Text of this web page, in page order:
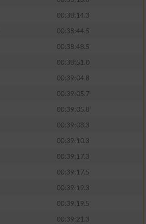
00:38:14.3
00:38:44.5
00:38:48.5
00:38:51.0
00:39:04.8
00:39:05.7
00:39:05.8
00:39:08.3
00:39:10.3
00:39:17.3
00:39:17.5
00:39:19.3
00:39:19.5
00:39:21.3
Daten zur Auswahl
für personalisierte
zur Auswahl
zur Personalisierung
zur Auswahl
von Inhalten